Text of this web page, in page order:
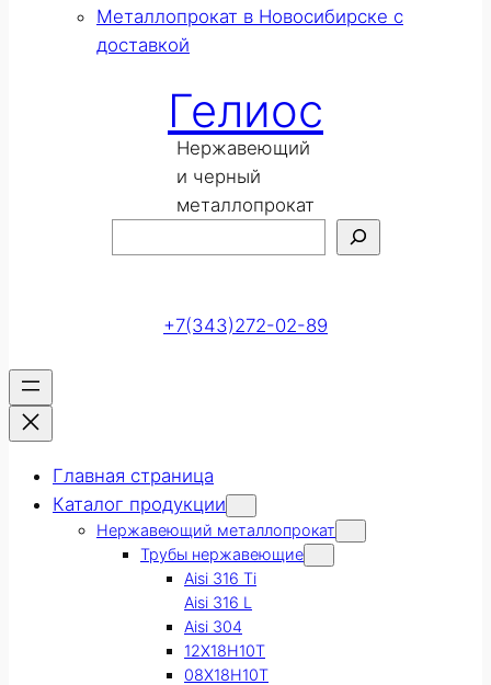
Металлопрокат в Новосибирске с
доставкой
Гелиос
Нержавеющий
и черный
металлопрокат
+7(343)272-02-89
Главная страница
Каталог продукции
Нержавеющий металлопрокат
Трубы нержавеющие
Aisi 316 Ti
Aisi 316 L
Aisi 304
12Х18Н10Т
08Х18Н10Т